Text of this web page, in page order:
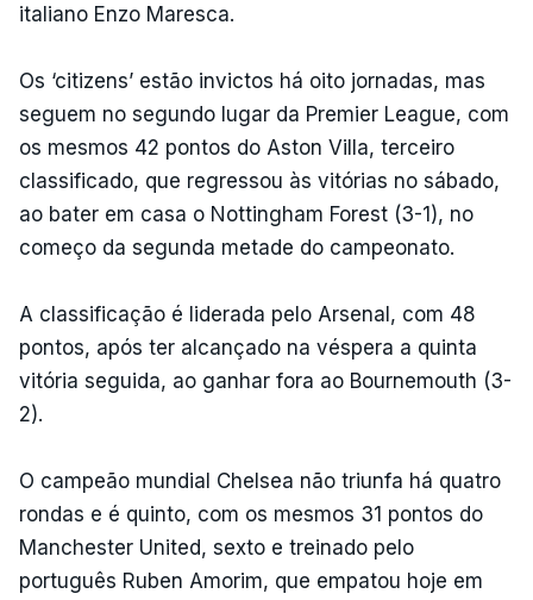
italiano Enzo Maresca.
Os ‘citizens’ estão invictos há oito jornadas, mas
seguem no segundo lugar da Premier League, com
os mesmos 42 pontos do Aston Villa, terceiro
classificado, que regressou às vitórias no sábado,
ao bater em casa o Nottingham Forest (3-1), no
começo da segunda metade do campeonato.
A classificação é liderada pelo Arsenal, com 48
pontos, após ter alcançado na véspera a quinta
vitória seguida, ao ganhar fora ao Bournemouth (3-
2).
O campeão mundial Chelsea não triunfa há quatro
rondas e é quinto, com os mesmos 31 pontos do
Manchester United, sexto e treinado pelo
português Ruben Amorim, que empatou hoje em